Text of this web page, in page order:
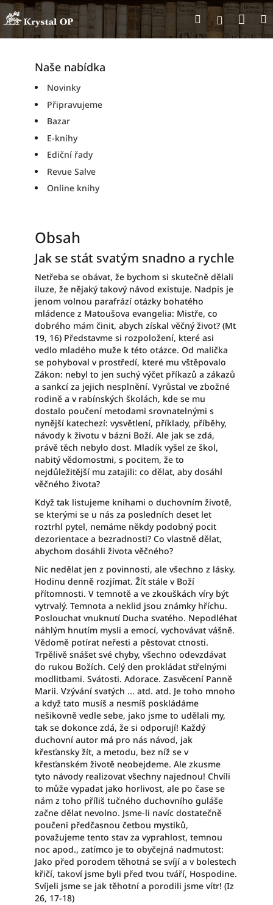
Přejít
na
obsah
Hledat
Naše nabídka
Novinky
Připravujeme
Bazar
E-knihy
Ediční řady
Revue Salve
Online knihy
Obsah
Jak se stát svatým snadno a rychle
Netřeba se obávat, že bychom si skutečně dělali
iluze, že nějaký takový návod existuje. Nadpis je
jenom volnou parafrází otázky bohatého
mládence z Matoušova evangelia: Mistře, co
dobrého mám činit, abych získal věčný život? (Mt
19, 16) Představme si rozpoložení, které asi
vedlo mladého muže k této otázce. Od malička
se pohyboval v prostředí, které mu vštěpovalo
Zákon: nebyl to jen suchý výčet příkazů a zákazů
a sankcí za jejich nesplnění. Vyrůstal ve zbožné
rodině a v rabínských školách, kde se mu
dostalo poučení metodami srovnatelnými s
nynější katechezí: vysvětlení, příklady, příběhy,
návody k životu v bázni Boží. Ale jak se zdá,
právě těch nebylo dost. Mladík vyšel ze škol,
nabitý vědomostmi, s pocitem, že to
nejdůležitější mu zatajili: co dělat, aby dosáhl
věčného života?
Když tak listujeme knihami o duchovním životě,
se kterými se u nás za posledních deset let
roztrhl pytel, nemáme někdy podobný pocit
dezorientace a bezradnosti? Co vlastně dělat,
abychom dosáhli života věčného?
Nic nedělat jen z povinnosti, ale všechno z lásky.
Hodinu denně rozjímat. Žít stále v Boží
přítomnosti. V temnotě a ve zkouškách víry být
vytrvalý. Temnota a neklid jsou známky hříchu.
Poslouchat vnuknutí Ducha svatého. Nepodléhat
náhlým hnutím mysli a emocí, vychovávat vášně.
Vědomě potírat neřesti a pěstovat ctnosti.
Trpělivě snášet své chyby, všechno odevzdávat
do rukou Božích. Celý den prokládat střelnými
modlitbami. Svátosti. Adorace. Zasvěcení Panně
Marii. Vzývání svatých ... atd. atd. Je toho mnoho
a když tato musíš a nesmíš poskládáme
nešikovně vedle sebe, jako jsme to udělali my,
tak se dokonce zdá, že si odporují! Každý
duchovní autor má pro nás návod, jak
křesťansky žít, a metodu, bez níž se v
křesťanském životě neobejdeme. Ale zkusme
tyto návody realizovat všechny najednou! Chvíli
to může vypadat jako horlivost, ale po čase se
nám z toho příliš tučného duchovního guláše
začne dělat nevolno. Jsme-li navíc dostatečně
poučeni předčasnou četbou mystiků,
považujeme tento stav za vyprahlost, temnou
noc apod., zatímco je to obyčejná nadmutost:
Jako před porodem těhotná se svíjí a v bolestech
křičí, takoví jsme byli před tvou tváří, Hospodine.
Svíjeli jsme se jak těhotní a porodili jsme vítr! (Iz
26, 17-18)